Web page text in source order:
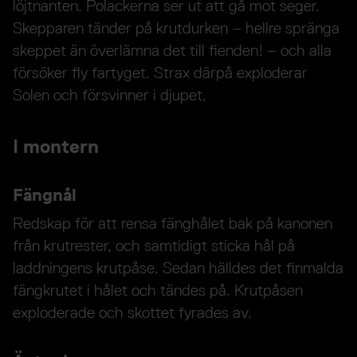
löjtnanten. Polackerna ser ut att gå mot seger.
Skepparen tänder på krutdurken – hellre spränga
skeppet än överlämna det till fienden! – och alla
försöker fly fartyget. Strax därpå exploderar
Solen och försvinner i djupet.
I montern
Fängnål
Redskap för att rensa fänghålet bak på kanonen
från krutrester, och samtidigt sticka hål på
laddningens krutpåse. Sedan hälldes det finmalda
fängkrutet i hålet och tändes på. Krutpåsen
exploderade och skottet fyrades av.